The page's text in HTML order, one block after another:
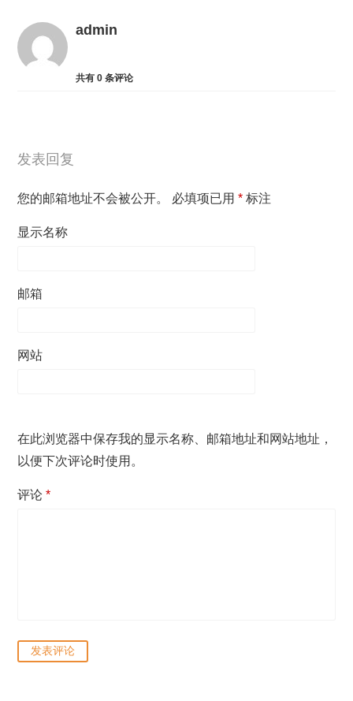
admin
共有0 条评论
发表回复
您的邮箱地址不会被公开。 必填项已用* 标注
显示名称
邮箱
网站
在此浏览器中保存我的显示名称、邮箱地址和网站地址，
以便下次评论时使用。
评论*